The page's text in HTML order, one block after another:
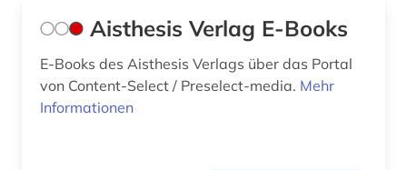
enneades (1)
Aisthesis Verlag E-Books
E-Books des Aisthesis Verlags über das Portal
von Content-Select / Preselect-media. Mehr
Informationen